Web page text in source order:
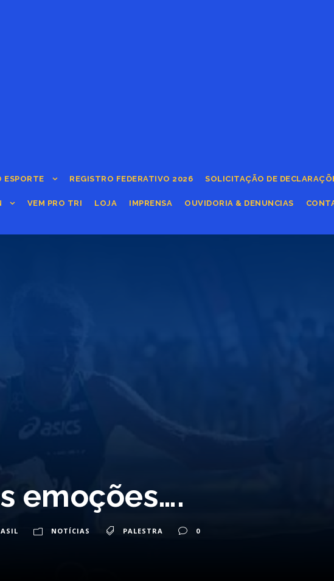
ESPORTE REGISTRO FEDERATIVO 2026 SOLICITAÇÃO DE
VEM PRO TRI LOJA IMPRENSA OUVIDORIA & DENUNCIAS
emoções….
NOTÍCIAS PALESTRA 0